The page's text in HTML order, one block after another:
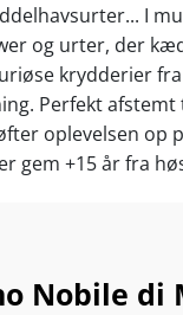
I
og urter, der
krydderier
Perfekt afstemt
oplevelsen op
gem +15 år fra
Nobile di